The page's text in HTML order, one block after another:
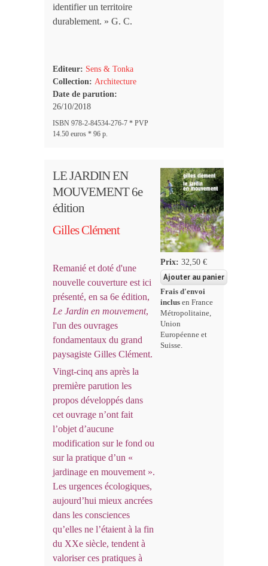
identifier un territoire
durablement. » G. C.
Editeur: Sens & Tonka
Collection: Architecture
Date de parution:
26/10/2018
ISBN 978-2-84534-276-7 * PVP
14.50 euros * 96 p.
LE JARDIN EN
MOUVEMENT 6e
édition
Gilles Clément
Remanié et doté d'une
nouvelle couverture est ici
présenté, en sa 6e édition,
Le Jardin en mouvement,
l'un des ouvrages
fondamentaux du grand
paysagiste Gilles Clément.
Vingt-cinq ans après la
première parution les
propos développés dans
cet ouvrage n’ont fait
l’objet d’aucune
modification sur le fond ou
sur la pratique d’un «
jardinage en mouvement ».
Les urgences écologiques,
aujourd’hui mieux ancrées
dans les consciences
qu’elles ne l’étaient à la fin
du XXe siècle, tendent à
valoriser ces pratiques à
Prix:32,50 €
Frais d'envoi
inclus en France
Métropolitaine,
Union
Européenne et
Suisse.